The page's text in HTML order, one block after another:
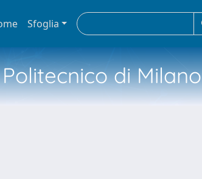
Sfoglia
di Milano